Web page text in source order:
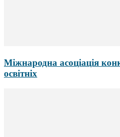
Міжнародна асоціація
освітніх